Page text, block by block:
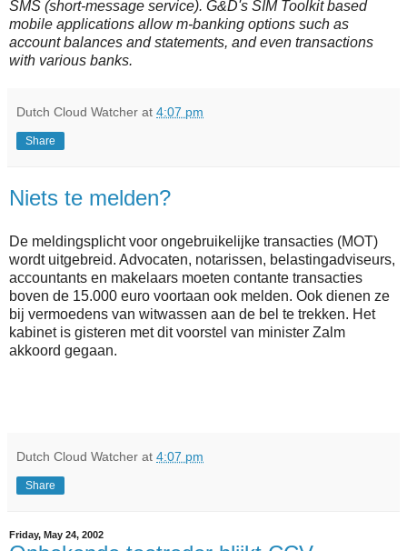
SMS (short-message service). G&D's SIM Toolkit based
mobile applications allow m-banking options such as
account balances and statements, and even transactions
with various banks.
Dutch Cloud Watcher at 4:07 pm
Share
Niets te melden?
De meldingsplicht voor ongebruikelijke transacties (MOT)
wordt uitgebreid. Advocaten, notarissen, belastingadviseurs,
accountants en makelaars moeten contante transacties
boven de 15.000 euro voortaan ook melden. Ook dienen ze
bij vermoedens van witwassen aan de bel te trekken. Het
kabinet is gisteren met dit voorstel van minister Zalm
akkoord gegaan.
Dutch Cloud Watcher at 4:07 pm
Share
Friday, May 24, 2002